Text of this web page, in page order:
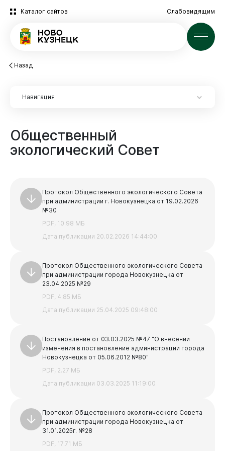
Каталог сайтов Слабовидящим
Новости
Новокузнецк
Назад
Общественный
экологический Совет
Навигация
Опека и попечительство
Опека и попечительство
Общественный экологический Совет
Уборка и вывоз снега
Прогноз погоды
Общественные обсуждения
управления Росприроднадзора
Информация о пунктах приема отработанных
ртутьсодержащих ламп
Жилищно-коммунальное хозяйство
Формирование комфортной городской среды
График проведения гидравлических испытаний
Протокол Общественного экологического Совета
при администрации г. Новокузнецка от 19.02.2026
№30
PDF, 10.98 МБ
Дата публикации 20.02.2026 14:44:00
Протокол Общественного экологического Совета
при администрации города Новокузнецка от
23.04.2025 №29
PDF, 4.85 МБ
Дата публикации 25.04.2025 09:48:00
Постановление от 03.03.2025 №47 "О внесении
изменения в постановление администрации города
Новокузнецка от 05.06.2012 №80"
PDF, 2.27 МБ
Дата публикации 03.03.2025 11:19:00
Протокол Общественного экологического Совета
при администрации города Новокузнецка от
31.01.2025г. №28
PDF, 17.71 МБ